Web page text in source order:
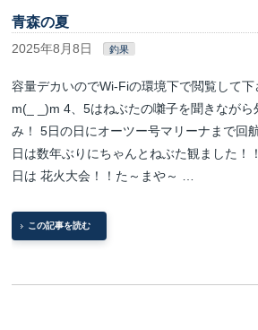
青森の夏
2025年8月8日 釣果
容量デカいのでWi-Fiの環境下で閲覧して下
m(_ _)m 4、5はねぶたの囃子を聞きながら
み！ 5日の日にオーツー号マリーナまで回
日は数年ぶりにちゃんとねぶた観ました！
日は 花火大会！！た～まや～ …
この記事を読む